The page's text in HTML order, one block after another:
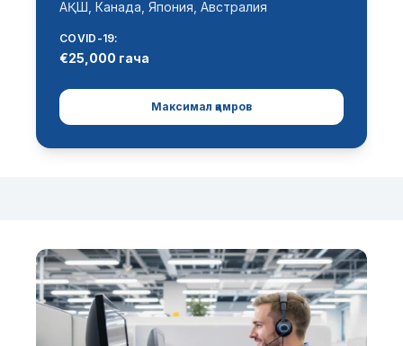
АҚШ, Канада, Япония, Австралия
COVID-19:
€25,000 гача
Максимал қамров